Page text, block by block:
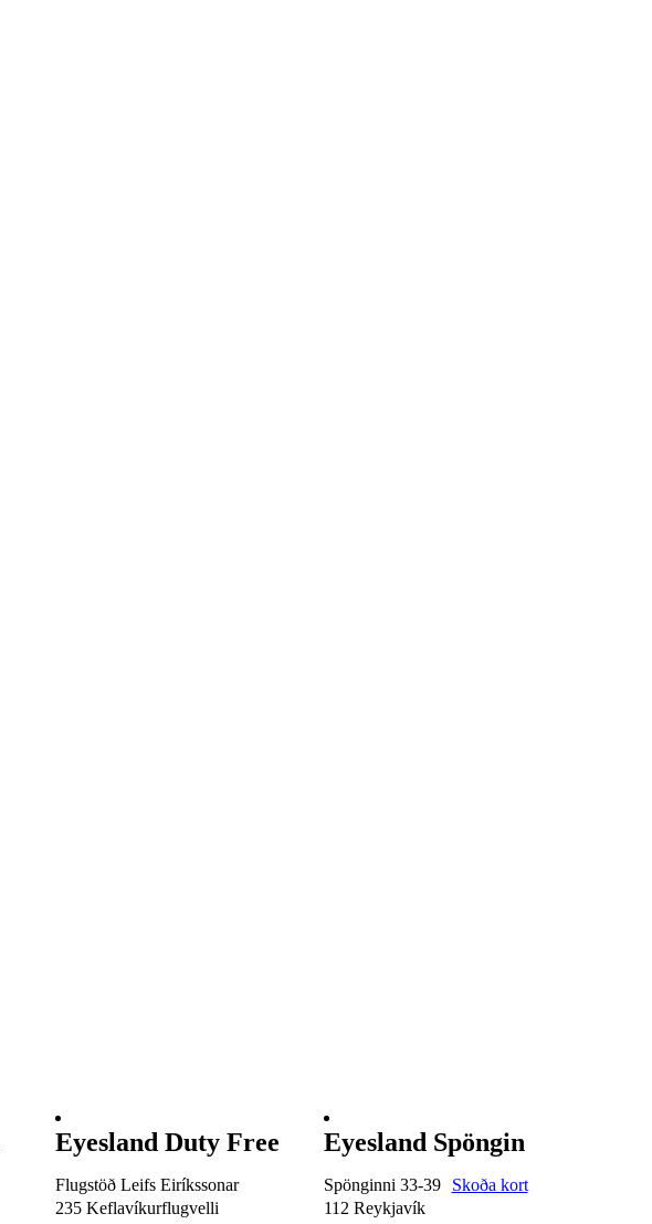
Eyesland Duty Free
Flugstöð Leifs Eiríkssonar
235 Keflavíkurflugvelli
Eyesland Spöngin
Spönginni 33-39
Skoða kort
112 Reykjavík